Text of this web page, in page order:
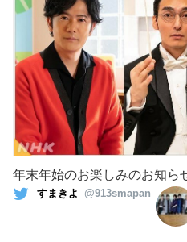
年末年始のお楽しみのお知ら
すまきよ @913smapan